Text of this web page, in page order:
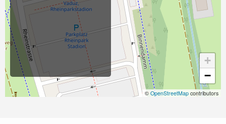
+
−
© OpenStreetMap contributors